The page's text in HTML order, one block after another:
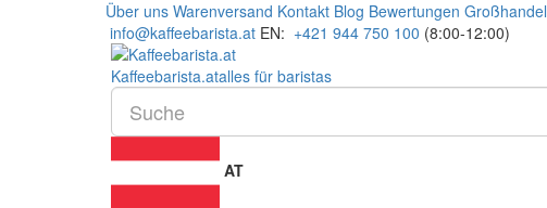
Über uns Warenversand Kontakt Blog Bewertungen Großhandel
info@kaffeebarista.at EN: +421 944 750 100 (8:00-12:00)
Kaffeebarista.atalles für baristas
AT